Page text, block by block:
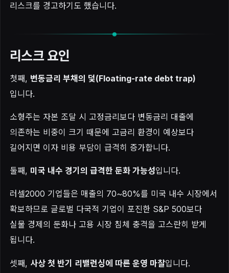
리스크를 경고하기도 했습니다.
리스크 요인
첫째, 변동금리 부채의 덫(Floating-rate debt trap)
입니다.
소형주는 자본 조달 시 고정금리보다 변동금리 대출에
의존하는 비중이 크기 때문에 고금리 환경이 예상보다
길어지면 이자 비용 부담이 급격히 증가합니다.
둘째, 미국 내수 경기의 급격한 둔화 가능성입니다.
러셀2000 기업들은 매출의 70~80%를 미국 내수 시장에서
확보하므로 글로벌 다국적 기업이 포진한 S&P 500보다
실물 경제의 둔화나 고용 시장 침체 충격을 고스란히 받게
됩니다.
셋째, 사상 첫 반기 리밸런싱에 따른 운영 마찰입니다.